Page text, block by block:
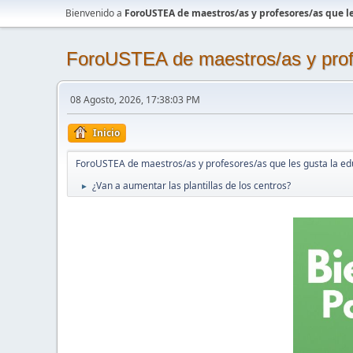
Bienvenido a ForoUSTEA de maestros/as y profesores/as que
ForoUSTEA de maestros/as y
08 Agosto, 2026, 17:38:03 PM
Inicio
ForoUSTEA de maestros/as y profesores/as que les gusta la
► ¿Van a aumentar las plantillas de los centros?